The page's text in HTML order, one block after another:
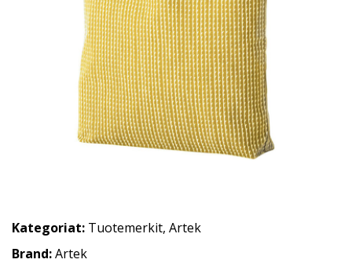
Kategoriat: Tuotemerkit, Artek
Brand:Artek